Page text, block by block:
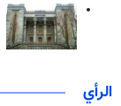
الرأي